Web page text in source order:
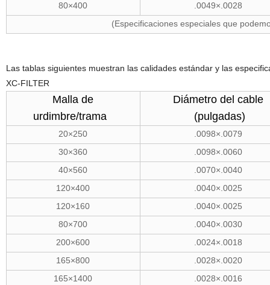
80×400
.0049×.0028
(Especificaciones especiales que
Las tablas siguientes muestran las calidades estándar y las
XC-FILTER
Malla de
urdimbre/trama
Diámetro del cable
(pulgadas)
20×250
.0098×.0079
30×360
.0098×.0060
40×560
.0070×.0040
120×400
.0040×.0025
120×160
.0040×.0025
80×700
.0040×.0030
200×600
.0024×.0018
165×800
.0028×.0020
165×1400
.0028×.0016